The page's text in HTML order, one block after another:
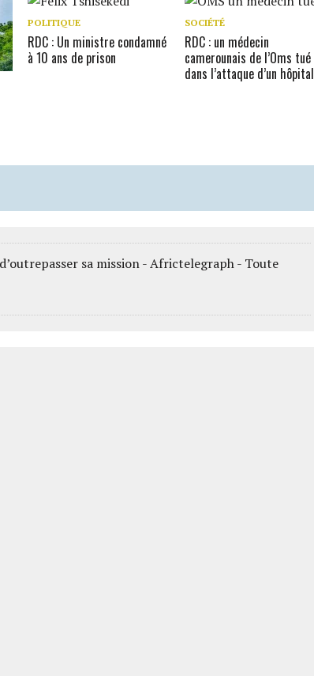
POLITIQUE
RDC : Un ministre condamné
à 10 ans de prison
SOCIÉTÉ
RDC : un médecin
camerounais de l’Oms tué
dans l’attaque d’un hôpital
sa mission - Africtelegraph - Toute